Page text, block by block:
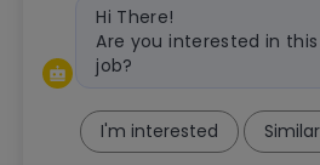
Hi There!
Are you interested in this
job?
I'm interested